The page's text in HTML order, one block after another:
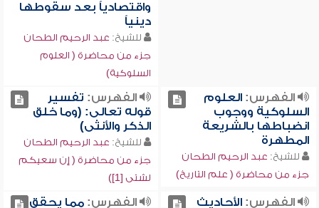
واقتصادياً بعد سقوطها
دينياً
للشيخ: عبد الرحيم الطحان
جزء من محاضرة ( العلوم
السلوكية)
الفهرس:العلوم
السلوكية ووجوب
انضباطها بالشريعة
المطهرة
للشيخ: عبد الرحيم الطحان
جزء من محاضرة ( علم التاريخ)
الفهرس: تفسير
قوله تعالى: (وما خلق
الذكر والأنثى)
للشيخ: عبد الرحيم الطحان
جزء من محاضرة ( إن سعيكم
لشتى [1])
الفهرس:الأحاديث الفهرس:مما يحقق